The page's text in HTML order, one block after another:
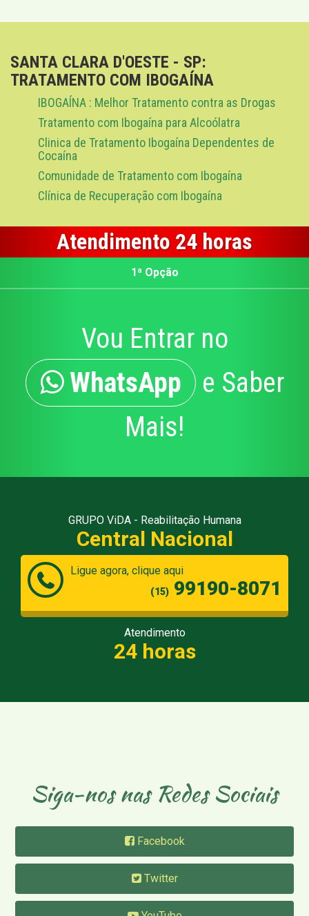
SANTA CLARA D'OESTE - SP:
TRATAMENTO COM IBOGAÍNA
IBOGAÍNA : Melhor Tratamento contra as Drogas
Tratamento com Ibogaína para Alcoólatra
Clinica de Tratamento Ibogaína Dependentes de
Cocaína
Comunidade de Tratamento com Ibogaína
Clínica de Recuperação com Ibogaína
Atendimento 24 horas
1ª Opção
Vou Entrar no
WhatsApp e Saber
Mais!
GRUPO ViDA - Reabilitação Humana
Central Nacional
Ligue agora, clique aqui
(15) 99190-8071
Atendimento
24 horas
Siga-nos nas Redes Sociais
Facebook
Twitter